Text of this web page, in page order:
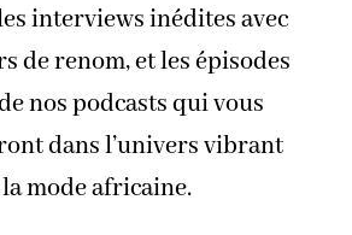
interviews inédites avec
de renom, et les épisodes
nos podcasts qui vous
dans l’univers vibrant
mode africaine.